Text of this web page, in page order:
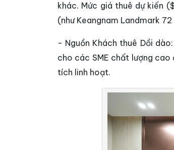
khác. Mức giá thuê dự kiến
(như Keangnam Landmark
- Nguồn Khách thuê Dồi dào:
cho các SME chất lượng
tích linh hoạt.